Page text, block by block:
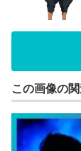
この画像の